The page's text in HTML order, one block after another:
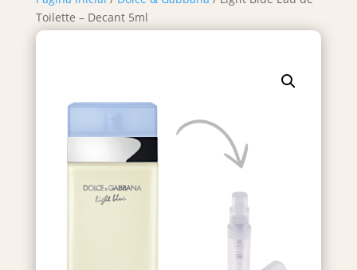
Toilette – Decant 5ml